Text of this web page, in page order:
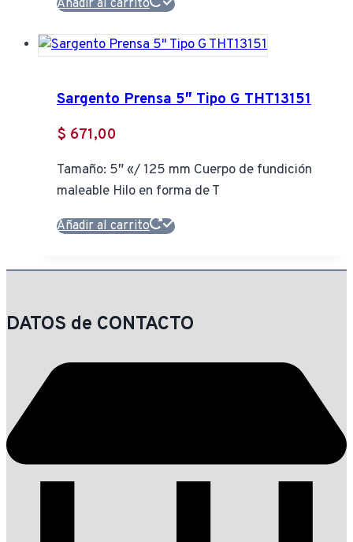
Añadir al carrito
Sargento Prensa 5″ Tipo G THT13151
$ 671,00
Tamaño: 5″ «/ 125 mm Cuerpo de fundición
maleable Hilo en forma de T
Añadir al carrito
DATOS de CONTACTO